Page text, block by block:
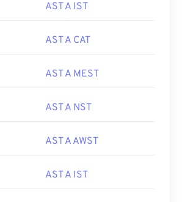
AST A IST
AST A CAT
AST A MEST
AST A NST
AST A AWST
AST A IST